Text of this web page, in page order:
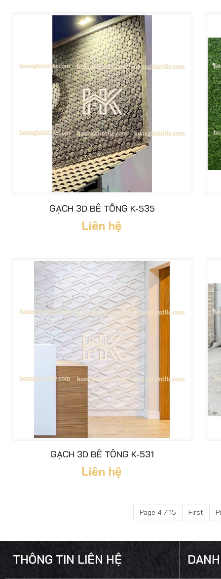
GẠCH 3D BÊ TÔNG K-535
Liên hệ
GẠCH 3D BÊ TÔNG K-531
Liên hệ
Page 4 / 15 First
THÔNG TIN LIÊN HỆ